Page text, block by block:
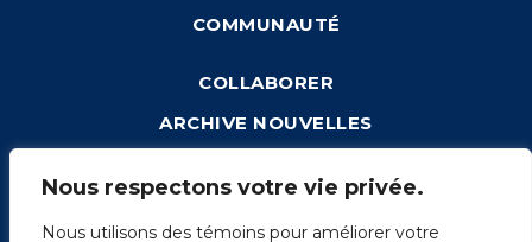
Nous respectons votre vie privée.
Nous utilisons des témoins pour améliorer votre
COMMUNAUTÉ
COLLABORER
ARCHIVE NOUVELLES